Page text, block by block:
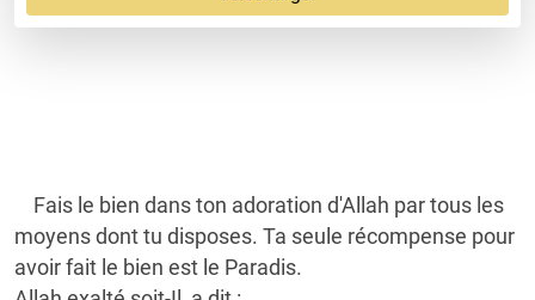
Fais le bien dans ton adoration d'Allah par tous les
moyens dont tu disposes. Ta seule récompense pour
avoir fait le bien est le Paradis.